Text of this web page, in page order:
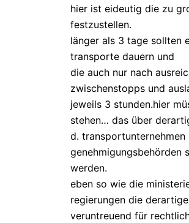
hier ist eideutig die zu
festzustellen.
länger als 3 tage sollten
transporte dauern und
die auch nur nach
zwischenstopps und
jeweils 3 stunden.hier
stehen… das über
d. transportunternehmen
genehmigungsbehörden
werden.
eben so wie die
regierungen die
veruntreuend für